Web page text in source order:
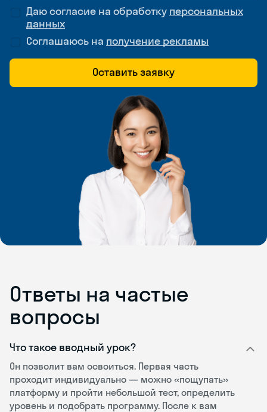
Даю согласие на обработку персональных
данных
Соглашаюсь на получение рекламы
Оставить заявку
Ответы на частые
вопросы
Что такое вводный урок?
Он позволит вам освоиться. Первая часть
проходит индивидуально — можно «пощупать»
платформу и пройти небольшой тест, определить
уровень и подобрать программу. После к вам